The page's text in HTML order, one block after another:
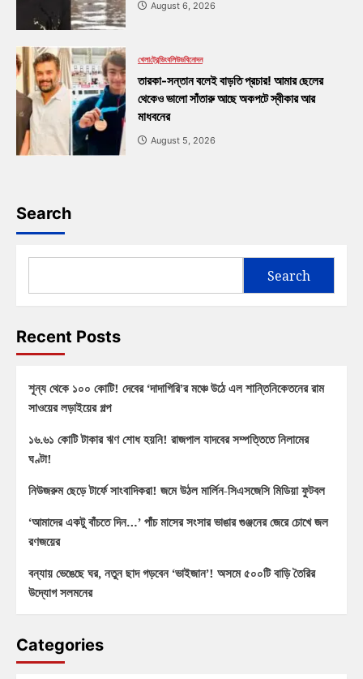
August 6, 2026
খেলাট্রেন্ডিংবলিউডবিনোদন
তারকা-সন্তান বলেই বাড়তি প্রচার! আমার ছেলের
থেকেও ভালো সাঁতারু আছে অকপটে স্বীকার আর
মাধবনের
August 5, 2026
Search
Search
Recent Posts
শূন্য থেকে ১০০ কোটি! দেবের ‘দাদাগিরি’র মঞ্চে উঠে এল শান্তিনিকেতনের রাম
সাওয়ের লড়াইয়ের গল্প
১৬.৬১ কোটি টাকার ঋণ শোধ হয়নি! রাজপাল যাদবের সম্পত্তিতে নিলামের
ঘণ্টা!
নিউজরুম ছেড়ে টার্ফে সাংবাদিকরা! জমে উঠল মার্লিন-সিএসজেসি মিডিয়া ফুটবল
‘আমাদের একটু বাঁচতে দিন…’ পাঁচ মাসের সংসার ভাঙার গুঞ্জনের জেরে চোখে জল
রণজয়ের
বন্যায় ভেঙেছে ঘর, নতুন ছাদ গড়বেন ‘ভাইজান’! অসমে ৫০০টি বাড়ি তৈরির
উদ্যোগ সলমনের
Categories